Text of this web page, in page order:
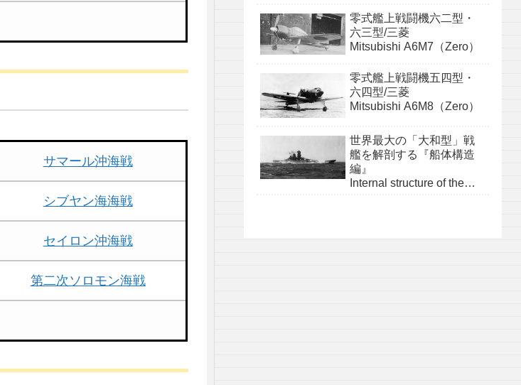
サマール沖海戦
シブヤン海海戦
セイロン沖海戦
第二次ソロモン海戦
零式艦上戦闘機六二型・
六三型/三菱
Mitsubishi A6M7（Zero）
零式艦上戦闘機五四型・
六四型/三菱
Mitsubishi A6M8（Zero）
世界最大の「大和型」戦
艦を解剖する『船体構造
編』
Internal structure of the